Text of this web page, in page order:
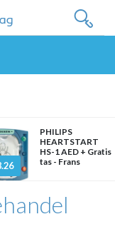
PHILIPS
HEARTSTART
HS-1 AED + Gratis
tas - Frans